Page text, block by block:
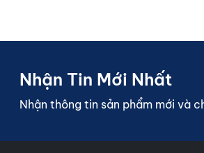
Nhận Tin Mới Nhất
Nhận thông tin sản phẩm mới và